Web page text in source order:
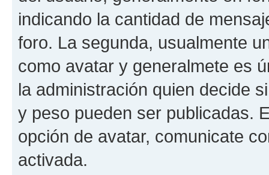
indicando la cantidad de
foro. La segunda, usualmente
como avatar y generalmete es
la administración quien decide
y peso pueden ser publicadas.
opción de avatar, comunicate
activada.